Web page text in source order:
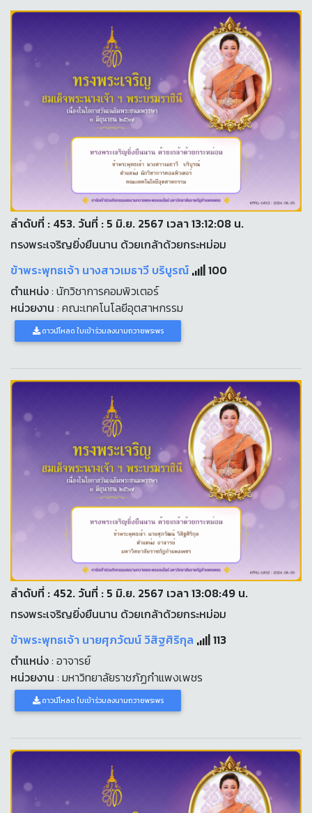
ลำดับที่ : 453. วันที่ : 5 มิ.ย. 2567 เวลา 13:12:08 น.
ทรงพระเจริญยิ่งยืนนาน ด้วยเกล้าด้วยกระหม่อม
ข้าพระพุทธเจ้า นางสาวเมธาวี บริบูรณ์
100
ตำแหน่ง: นักวิชาการคอมพิวเตอร์
หน่วยงาน : คณะเทคโนโลยีอุตสาหกรรม
ดาวน์โหลด ใบเข้าร่วมลงนามถวายพระพร
ลำดับที่ : 452. วันที่ : 5 มิ.ย. 2567 เวลา 13:08:49 น.
ทรงพระเจริญยิ่งยืนนาน ด้วยเกล้าด้วยกระหม่อม
ข้าพระพุทธเจ้า นายศุภวัฒน์ วิสิฐศิริกุล
113
ตำแหน่ง: อาจารย์
หน่วยงาน : มหาวิทยาลัยราชภัฏกำแพงเพชร
ดาวน์โหลด ใบเข้าร่วมลงนามถวายพระพร